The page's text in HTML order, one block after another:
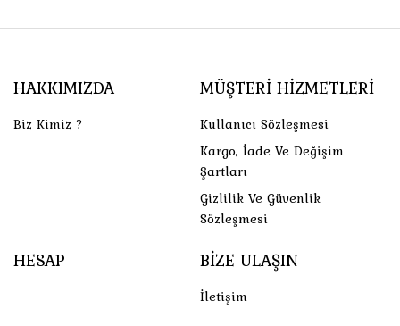
HAKKIMIZDA
Biz Kimiz ?
MÜŞTERI HIZMETLERI
Kullanıcı Sözleşmesi
Kargo, İade Ve Değişim
Şartları
Gizlilik Ve Güvenlik
Sözleşmesi
HESAP BIZE ULAŞIN
İletişim